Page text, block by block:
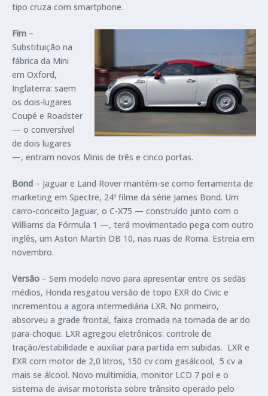
tipo cruza com smartphone.
Fim –
Substituição na
fábrica da Mini
em Oxford,
Inglaterra: saem
os dois-lugares
Coupé e Roadster
— o conversível
de dois lugares
—, entram novos Minis de três e cinco portas.
Bond – Jaguar e Land Rover mantém-se como ferramenta de
marketing em Spectre, 24º filme da série James Bond. Um
carro-conceito Jaguar, o C-X75 — construído junto com o
Williams da Fórmula 1 —, terá movimentado pega com outro
inglês, um Aston Martin DB 10, nas ruas de Roma. Estreia em
novembro.
Versão – Sem modelo novo para apresentar entre os sedãs
médios, Honda resgatou versão de topo EXR do Civic e
incrementou a agora intermediária LXR. No primeiro,
absorveu a grade frontal, faixa cromada na tomada de ar do
para-choque. LXR agregou eletrônicos: controle de
tração/estabilidade e auxiliar para partida em subidas. LXR e
EXR com motor de 2,0 litros, 150 cv com gasálcool, 5 cv a
mais se álcool. Novo multimídia, monitor LCD 7 pol e o
sistema de avisar motorista sobre trânsito operado pelo